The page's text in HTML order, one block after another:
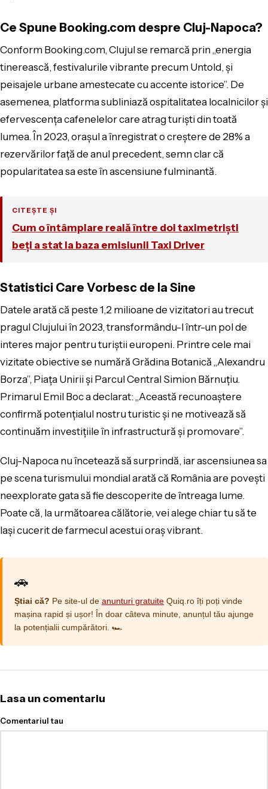
Ce Spune Booking.com despre Cluj-Napoca?
Conform Booking.com, Clujul se remarcă prin „energia
tinerească, festivalurile vibrante precum Untold, și
peisajele urbane amestecate cu accente istorice”. De
asemenea, platforma subliniază ospitalitatea localnicilor și
efervescența cafenelelor care atrag turiști din toată
lumea. În 2023, orașul a înregistrat o creștere de 28% a
rezervărilor față de anul precedent, semn clar că
popularitatea sa este în ascensiune fulminantă.
CITEȘTE ȘI
Cum o întâmplare reală între doi taximetriști
beți a stat la baza emisiunii Taxi Driver
Statistici Care Vorbesc de la Sine
Datele arată că peste 1,2 milioane de vizitatori au trecut
pragul Clujului în 2023, transformându-l într-un pol de
interes major pentru turiștii europeni. Printre cele mai
vizitate obiective se numără Grădina Botanică „Alexandru
Borza”, Piața Unirii și Parcul Central Simion Bărnuțiu.
Primarul Emil Boc a declarat: „Această recunoaștere
confirmă potențialul nostru turistic și ne motivează să
continuăm investițiile în infrastructură și promovare”.
Cluj-Napoca nu încetează să surprindă, iar ascensiunea sa
pe scena turismului mondial arată că România are povești
neexplorate gata să fie descoperite de întreaga lume.
Poate că, la următoarea călătorie, vei alege chiar tu să te
lași cucerit de farmecul acestui oraș vibrant.
🚗
Știai că? Pe site-ul de anunturi gratuite Quiq.ro îți poți vinde
mașina rapid și ușor! În doar câteva minute, anunțul tău ajunge
la potențialii cumpărători. 🏎️
Lasa un comentariu
Comentariul tau